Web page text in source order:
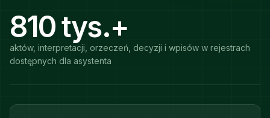
810 tys.+
aktów, interpretacji, orzeczeń, decyzji i wpisów w rejestrach
dostępnych dla asystenta